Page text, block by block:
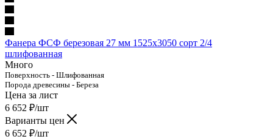
Фанера ФСФ березовая 27 мм 1525х3050 сорт 2/4
шлифованная
Много
Поверхность - Шлифованная
Порода древесины - Береза
Цена за лист
6 652 ₽/шт
Варианты цен
6 652 ₽/шт